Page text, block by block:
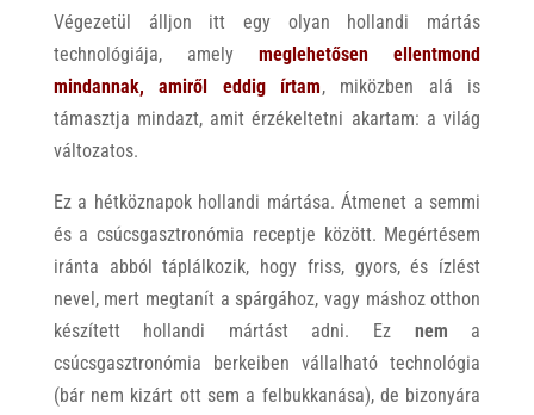
Végezetül álljon itt egy olyan hollandi mártás
technológiája, amelymeglehetősen ellentmond
mindannak, amiről eddig írtam, miközben alá is
támasztja mindazt, amit érzékeltetni akartam: a világ
változatos.
Ez a hétköznapok hollandi mártása. Átmenet a semmi
és a csúcsgasztronómia receptje között. Megértésem
iránta abból táplálkozik, hogy friss, gyors, és ízlést
nevel, mert megtanít a spárgához, vagy máshoz otthon
készített hollandi mártást adni. Ez nem a
csúcsgasztronómia berkeiben vállalható technológia
(bár nem kizárt ott sem a felbukkanása), de bizonyára